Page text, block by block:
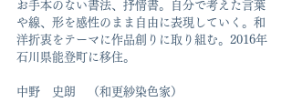
お手本のない書法、抒情書。自分で考えた言葉
や線、形を感性のまま自由に表現していく。和
洋折衷をテーマに作品創りに取り組む。2016年
石川県能登町に移住。
中野　史朗　（和更紗染色家）